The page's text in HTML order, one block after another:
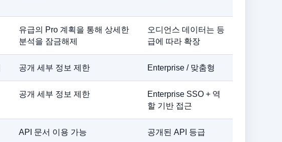
유급의 Pro 계획을 통해 상세한
분석을 잠금해제
오디언스 데이터는 등
급에 따라 확장
공개 세부 정보 제한 Enterprise / 맞춤형
공개 세부 정보 제한
Enterprise SSO + 역
할 기반 접근
API 문서 이용 가능 공개된 API 등급